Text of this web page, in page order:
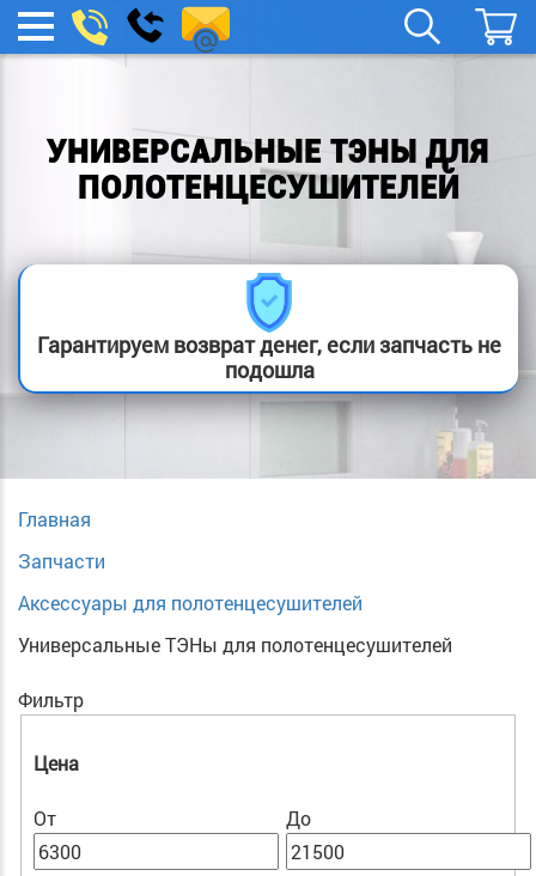
МЕНЮ
boylera@yandex.ru
Заказать
звонок
УНИВЕРСАЛЬНЫЕ ТЭНЫ ДЛЯ
ПОЛОТЕНЦЕСУШИТЕЛЕЙ
Гарантируем возврат денег, если запчасть не
подошла
Главная
Запчасти
Аксессуары для полотенцесушителей
Универсальные ТЭНы для полотенцесушителей
Фильтр
Цена
От До